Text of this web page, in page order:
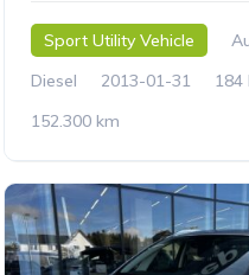
Sport Utility Vehicle
Diesel
2013-01-31
184
152.300 km